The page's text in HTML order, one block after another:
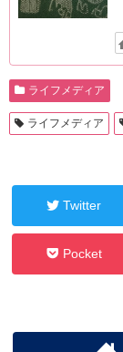
ライフメディア
ライフメディア
Twitter
Pocket